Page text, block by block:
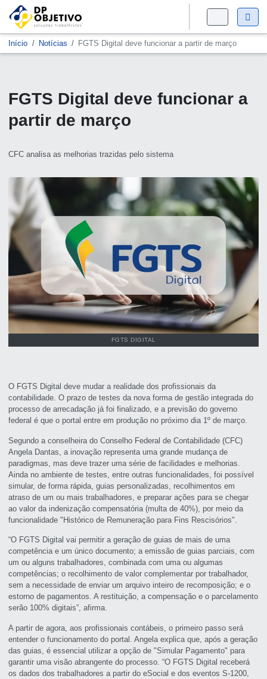
Início Notícias FGTS Digital deve funcionar a partir de março
FGTS Digital deve funcionar a
partir de março
CFC analisa as melhorias trazidas pelo sistema
FGTS DIGITAL
O FGTS Digital deve mudar a realidade dos profissionais da
contabilidade. O prazo de testes da nova forma de gestão integrada do
processo de arrecadação já foi finalizado, e a previsão do governo
federal é que o portal entre em produção no próximo dia 1º de março.
Segundo a conselheira do Conselho Federal de Contabilidade (CFC)
Angela Dantas, a inovação representa uma grande mudança de
paradigmas, mas deve trazer uma série de facilidades e melhorias.
Ainda no ambiente de testes, entre outras funcionalidades, foi possível
simular, de forma rápida, guias personalizadas, recolhimentos em
atraso de um ou mais trabalhadores, e preparar ações para se chegar
ao valor da indenização compensatória (multa de 40%), por meio da
funcionalidade "Histórico de Remuneração para Fins Rescisórios".
“O FGTS Digital vai permitir a geração de guias de mais de uma
competência e um único documento; a emissão de guias parciais, com
um ou alguns trabalhadores, combinada com uma ou algumas
competências; o recolhimento de valor complementar por trabalhador,
sem a necessidade de enviar um arquivo inteiro de recomposição; e o
estorno de pagamentos. A restituição, a compensação e o parcelamento
serão 100% digitais”, afirma.
A partir de agora, aos profissionais contábeis, o primeiro passo será
entender o funcionamento do portal. Angela explica que, após a geração
das guias, é essencial utilizar a opção de "Simular Pagamento" para
garantir uma visão abrangente do processo. “O FGTS Digital receberá
os dados dos trabalhadores a partir do eSocial e dos eventos S-1200,